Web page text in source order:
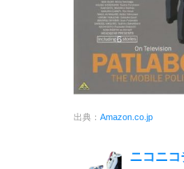
出典： Amazon.co.jp
ニコニ